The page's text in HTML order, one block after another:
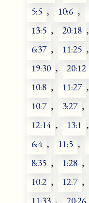
5:5 , 10:6 ,
13:5 , 20:18 ,
6:37 , 11:25 ,
19:30 , 20:12
10:8 , 11:27 ,
10:7 , 3:27 ,
12:14 , 13:1 ,
6:4 , 11:5 ,
8:35 , 1:28 ,
10:2 , 12:7 ,